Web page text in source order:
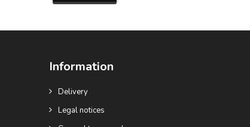
Information
Delivery
Legal notices